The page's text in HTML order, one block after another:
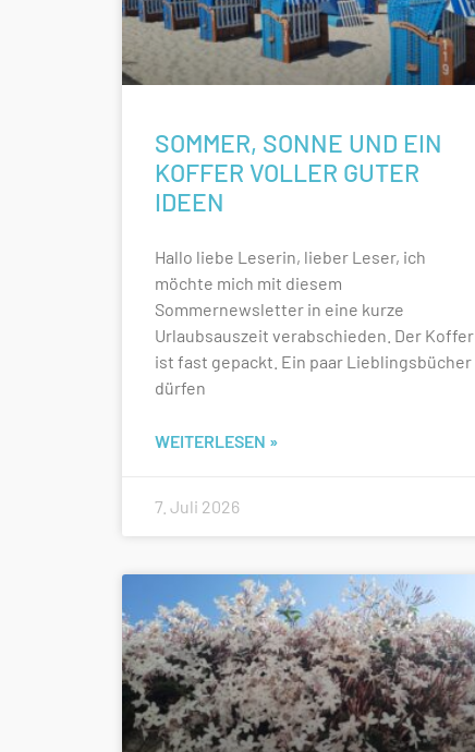
SOMMER, SONNE UND EIN
KOFFER VOLLER GUTER
IDEEN
Hallo liebe Leserin, lieber Leser, ich
möchte mich mit diesem
Sommernewsletter in eine kurze
Urlaubsauszeit verabschieden. Der Koffer
ist fast gepackt. Ein paar Lieblingsbücher
dürfen
WEITERLESEN »
7. Juli 2026